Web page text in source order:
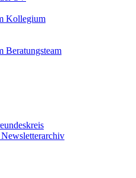
Kollegium
Beratungsteam